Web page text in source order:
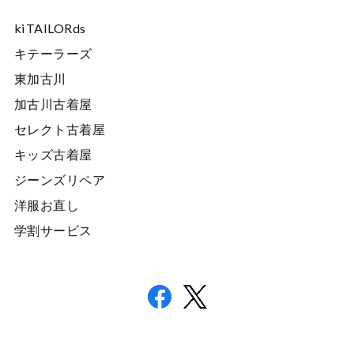
kiTAILORds
キテーラーズ
東加古川
加古川古着屋
セレクト古着屋
キッズ古着屋
ジーンズリペア
洋服お直し
学割サービス